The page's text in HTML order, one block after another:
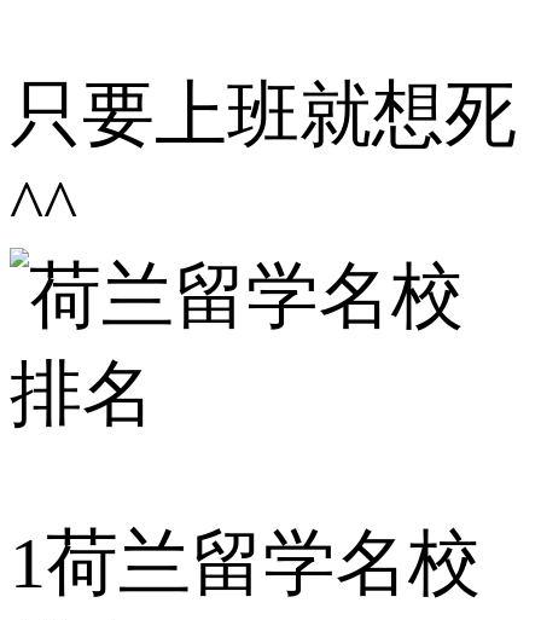
只要上班就想死
^^
1荷兰留学名校